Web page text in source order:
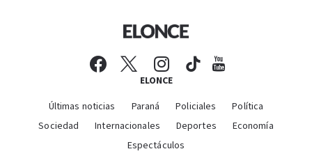
ELONCE
Últimas noticias Paraná Policiales
Política
Sociedad
Internacionales Deportes
Economía
Espectáculos